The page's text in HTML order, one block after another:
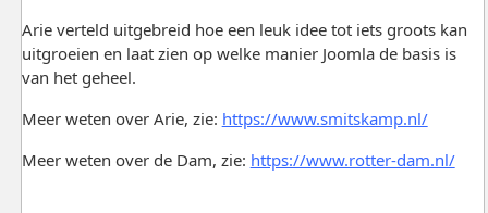
Arie verteld uitgebreid hoe een leuk idee tot iets groots kan
uitgroeien en laat zien op welke manier Joomla de basis is
van het geheel.
Meer weten over Arie, zie: https://www.smitskamp.nl/
Meer weten over de Dam, zie: https://www.rotter-dam.nl/